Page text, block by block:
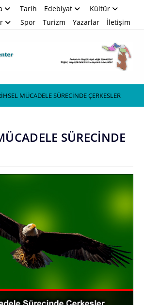
Tarih Edebiyat
Kültür
Spor Turizm Yazarlar İletişim
MÜCADELE SÜRECİNDE ÇERKESLER
SÜRECİNDE